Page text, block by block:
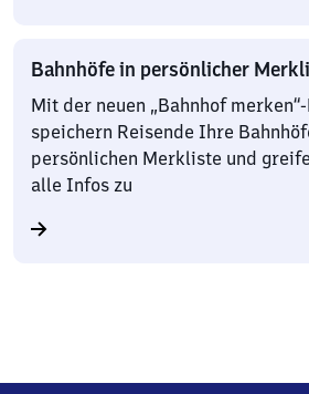
Bahnhöfe in persönlicher
Mit der neuen „Bahnhof
speichern Reisende Ihre
persönlichen Merkliste und
alle Infos zu